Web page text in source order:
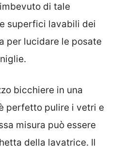
di tale
superfici lavabili dei
per lucidare le posate
bicchiere in una
perfetto pulire i vetri e
misura può essere
della lavatrice. Il